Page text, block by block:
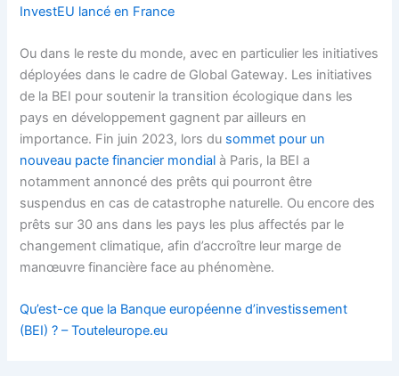
InvestEU lancé en France
Ou dans le reste du monde, avec en particulier les initiatives
déployées dans le cadre de Global Gateway. Les initiatives
de la BEI pour soutenir la transition écologique dans les
pays en développement gagnent par ailleurs en
importance. Fin juin 2023, lors du sommet pour un
nouveau pacte financier mondial à Paris, la BEI a
notamment annoncé des prêts qui pourront être
suspendus en cas de catastrophe naturelle. Ou encore des
prêts sur 30 ans dans les pays les plus affectés par le
changement climatique, afin d’accroître leur marge de
manœuvre financière face au phénomène.
Qu’est-ce que la Banque européenne d’investissement
(BEI) ? – Touteleurope.eu